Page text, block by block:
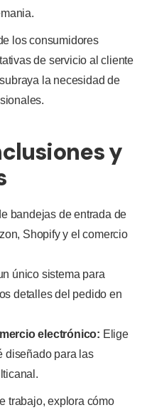
los consumidores
de servicio al cliente
la necesidad de
y
bandejas de entrada de
Shopify y el comercio
único sistema para
detalles del pedido en
electrónico: Elige
diseñado para las
trabajo, explora cómo